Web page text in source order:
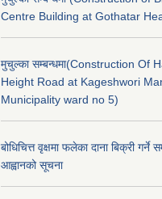
Centre Building at Gothatar
मुचुल्का सम्बन्धमा(Construction Of
Height Road at Kageshwori
Municipality ward no 5)
बोधिचित्त वृक्षमा फलेका दाना बिक्री गर्ने
आह्वानको सूचना